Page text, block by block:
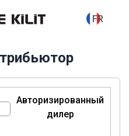
FR
Авторизированный
дилер